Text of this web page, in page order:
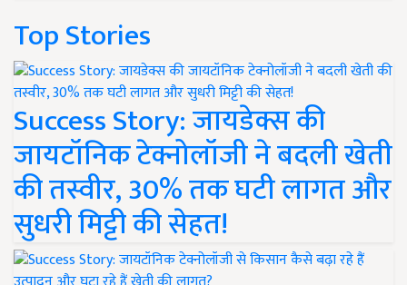
Top Stories
Success Story: जायडेक्स की
जायटॉनिक टेक्नोलॉजी ने बदली खेती
की तस्वीर, 30% तक घटी लागत और
सुधरी मिट्टी की सेहत!